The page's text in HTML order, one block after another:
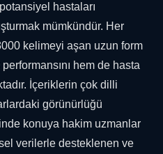
hastaları
mümkündür. Her
kelimeyi aşan uzun form
hem de hasta
İçeriklerin çok dilli
görünürlüğü
konuya hakim uzmanlar
verilerle desteklenen ve